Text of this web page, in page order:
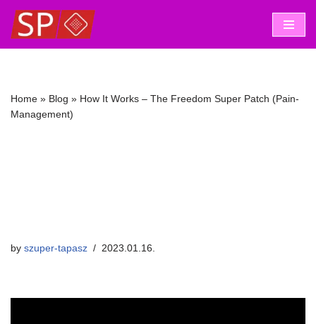
Skip
Home » Blog » How It Works – The Freedom Super Patch (Pain-
Management)
by szuper-tapasz 2023.01.16.